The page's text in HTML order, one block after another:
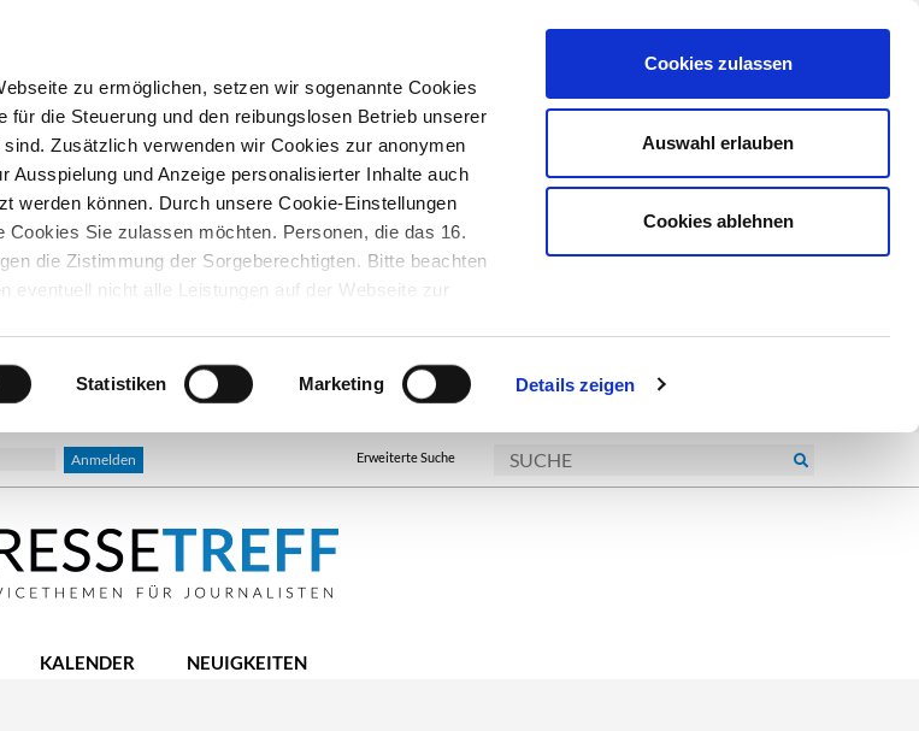
zu ermöglichen, setzen wir sogenannte Cookies
die Steuerung und den reibungslosen Betrieb unserer
Zusätzlich verwenden wir Cookies zur anonymen
Ausspielung und Anzeige personalisierter Inhalte auch
werden können. Durch unsere Cookie-Einstellungen
Sie zulassen möchten. Personen, die das 16.
die Zistimmung der Sorgeberechtigten. Bitte beachten
eventuell nicht alle Leistungen auf der Webseite zur
Statistiken Marketing Details zeigen
Cookies zulassen
Auswahl erlauben
Cookies ablehnen
Erweiterte Suche
KALENDER NEUIGKEITEN